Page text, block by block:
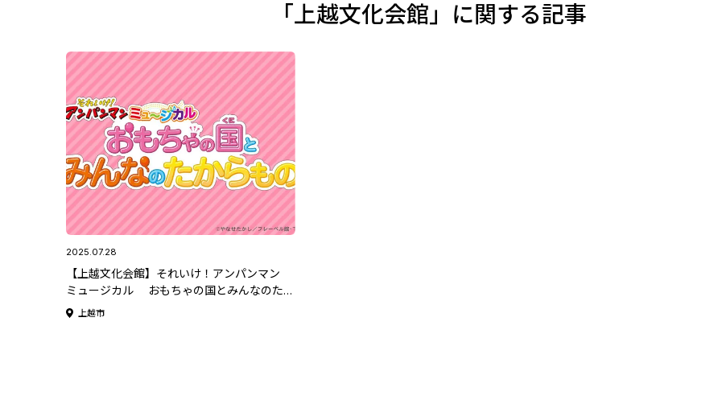
「上越文化会館」に関する記事
2025.07.28
【上越文化会館】それいけ！アンパンマン
ミュージカル おもちゃの国とみんなのたか
らもの
上越市